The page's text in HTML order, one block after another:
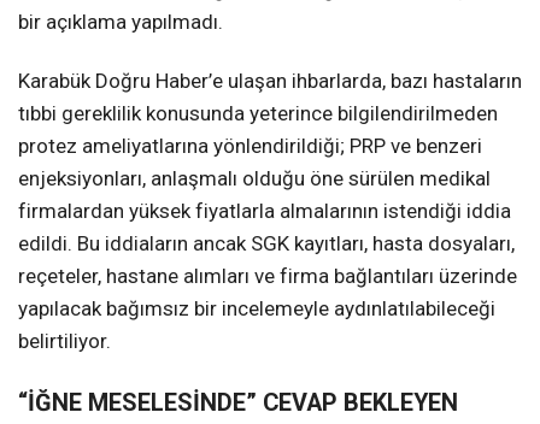
bir açıklama yapılmadı.
Karabük Doğru Haber’e ulaşan ihbarlarda, bazı hastaların
tıbbi gereklilik konusunda yeterince bilgilendirilmeden
protez ameliyatlarına yönlendirildiği; PRP ve benzeri
enjeksiyonları, anlaşmalı olduğu öne sürülen medikal
firmalardan yüksek fiyatlarla almalarının istendiği iddia
edildi. Bu iddiaların ancak SGK kayıtları, hasta dosyaları,
reçeteler, hastane alımları ve firma bağlantıları üzerinde
yapılacak bağımsız bir incelemeyle aydınlatılabileceği
belirtiliyor.
“İĞNE MESELESİNDE” CEVAP BEKLEYEN